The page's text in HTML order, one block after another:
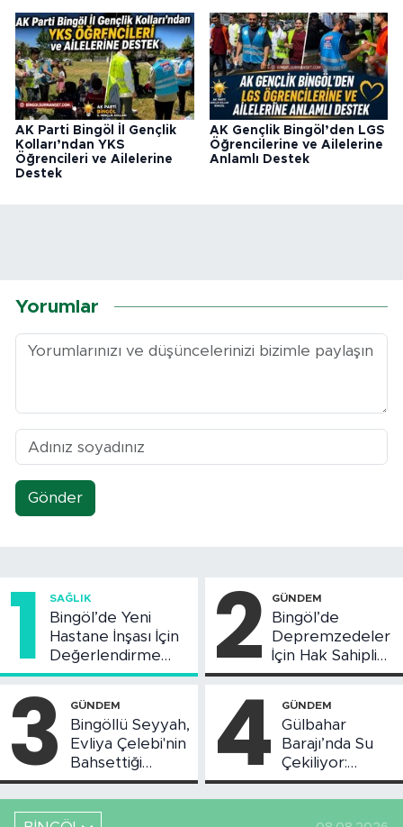
AK Parti Bingöl İl Gençlik
Kolları’ndan YKS
Öğrencileri ve Ailelerine
Destek
AK Gençlik Bingöl’den LGS
Öğrencilerine ve Ailelerine
Anlamlı Destek
Yorumlar
Gönder
1 SAĞLIK
Bingöl’de Yeni
Hastane İnşası İçin
Değerlendirme
Toplantısı Yapıldı
2 GÜNDEM
Bingöl’de
Depremzedeler
İçin Hak Sahipliği
Askı Süreci
3 GÜNDEM
Bingöllü Seyyah,
Evliya Çelebi'nin
Bahsettiği
Bingöl'deki O
Yeri Görüntüledi
4 GÜNDEM
Gülbahar
Barajı’nda Su
Çekiliyor:
Piknikçi Sayısı
Azaldı